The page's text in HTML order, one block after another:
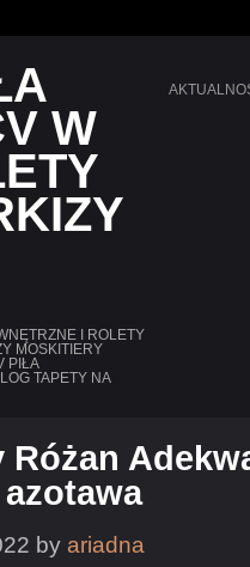
W
I ROLETY
MOSKITIERY
PIŁA
TAPETY NA
Różan
by ariadna